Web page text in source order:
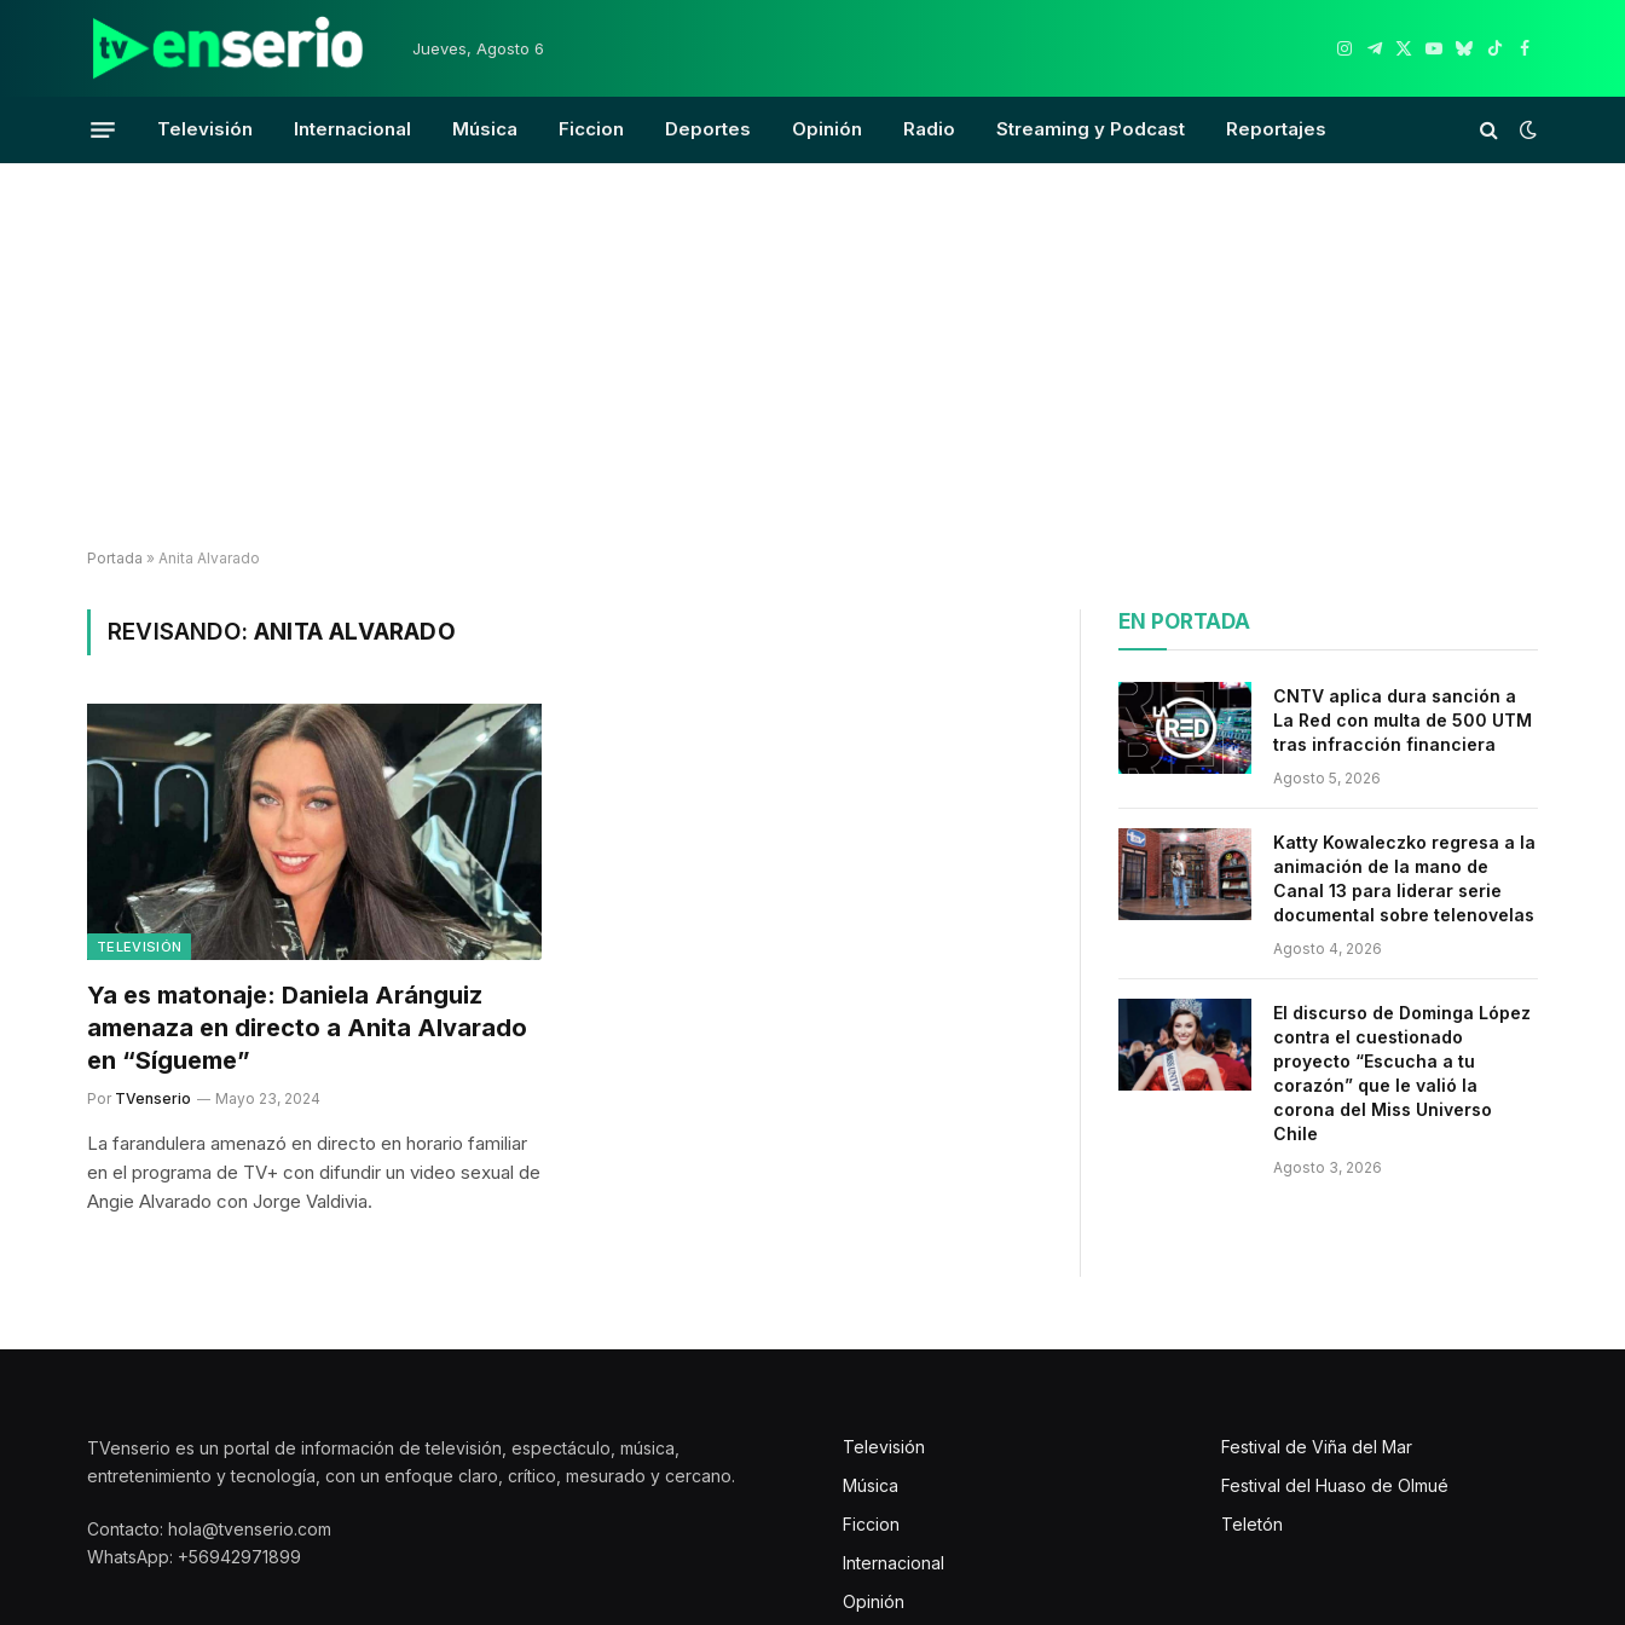
Jueves, Agosto 6
Instagram
Telegram
X
YouTube
Bluesky
TikTokFacebook
Televisión Internacional Música Ficcion Deportes Opinión Radio Streaming y Podcast Reportajes
Portada » Anita Alvarado
REVISANDO:ANITA ALVARADO
TELEVISIÓN
Ya es matonaje: Daniela Aránguiz
amenaza en directo a Anita Alvarado
en “Sígueme”
Por TVenserio Mayo 23, 2024
La farandulera amenazó en directo en horario familiar
en el programa de TV+ con difundir un video sexual de
Angie Alvarado con Jorge Valdivia.
EN PORTADA
CNTV aplica dura sanción a
La Red con multa de 500 UTM
tras infracción financiera
Agosto 5, 2026
Katty Kowaleczko regresa a la
animación de la mano de
Canal 13 para liderar serie
documental sobre telenovelas
Agosto 4, 2026
El discurso de Dominga López
contra el cuestionado
proyecto “Escucha a tu
corazón” que le valió la
corona del Miss Universo
Chile
Agosto 3, 2026
TVenserio es un portal de información de televisión, espectáculo, música,
entretenimiento y tecnología, con un enfoque claro, crítico, mesurado y cercano.
Contacto: hola@tvenserio.com
WhatsApp: +56942971899
Televisión
Música
Ficcion
Internacional
Opinión
Festival de Viña del Mar
Festival del Huaso de Olmué
Teletón